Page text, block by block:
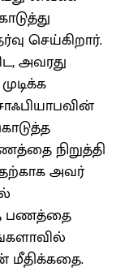
செய்கிறார்.
அவரது
நிறுத்தி
அவர்
பணத்தை
மீதிக்கதை.